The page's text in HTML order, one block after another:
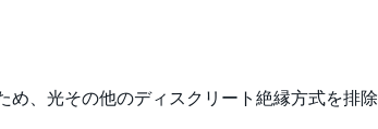
、光その他のディスクリート絶縁方式を排除